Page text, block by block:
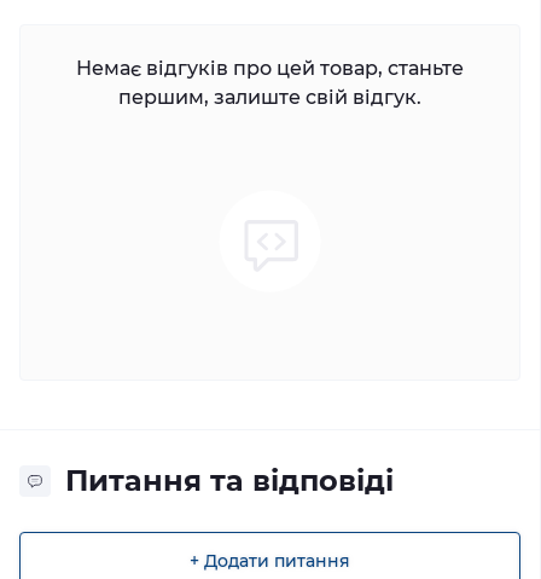
Немає відгуків про цей товар, станьте
першим, залиште свій відгук.
Питання та відповіді
+ Додати питання